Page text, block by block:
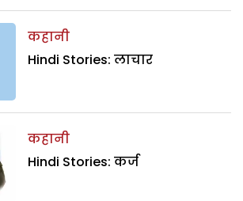
कहानी
Hindi Stories: लाचार
कहानी
Hindi Stories: कर्ज